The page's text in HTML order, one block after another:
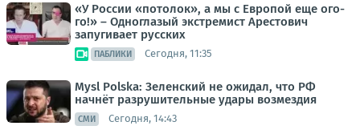
«У России «потолок», а мы с Европой еще ого-
го!» – Одноглазый экстремист Арестович
запугивает русских
ПАБЛИКИ Сегодня, 11:35
Mysl Polska: Зеленский не ожидал, что РФ
начнёт разрушительные удары возмездия
СМИ Сегодня, 14:43